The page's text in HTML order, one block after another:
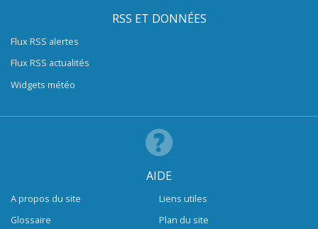
RSS ET DONNÉES
Flux RSS alertes
Flux RSS actualités
Widgets météo
AIDE
A propos du site
Glossaire
Liens utiles
Plan du site